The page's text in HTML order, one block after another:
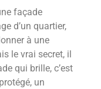
façade
d’un quartier,
à une
le vrai secret, il
qui brille, c’est
un